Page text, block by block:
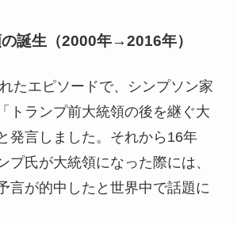
の誕生（2000年→2016年）
たエピソードで、シンプソン家
トランプ前大統領の後を継ぐ大
発言しました。それから16年
プ氏が大統領になった際には、
言が的中したと世界中で話題に